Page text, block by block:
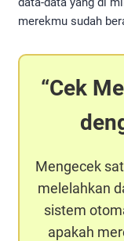
merekmu sudah
Cek
Mengecek
melelahkan
sistem
apakah